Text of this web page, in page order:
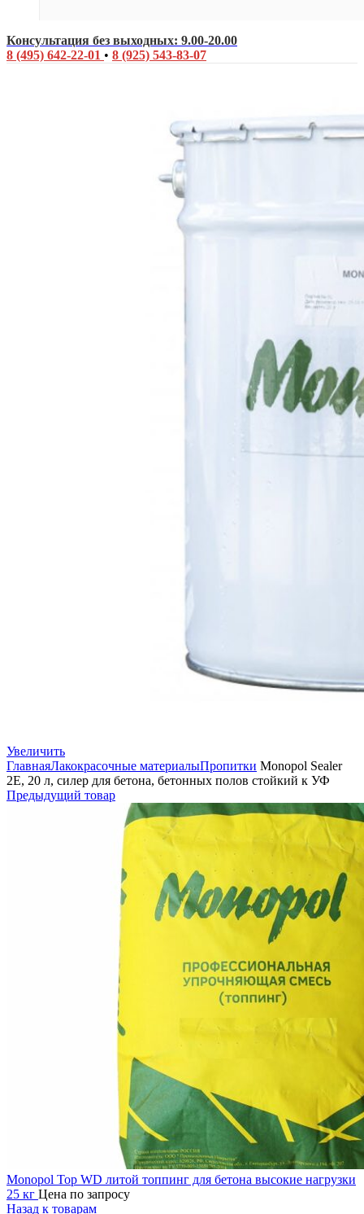
Консультация без выходных: 9.00-20.00
8 (495) 642-22-01 • 8 (925) 543-83-07
Увеличить
ГлавнаяЛакокрасочные материалыПропитки Monopol Sealer
2E, 20 л, силер для бетона, бетонных полов стойкий к УФ
Предыдущий товар
Monopol Top WD литой топпинг для бетона высокие нагрузки
25 кг Цена по запросу
Назад к товарам